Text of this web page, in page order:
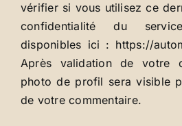
vérifier si vous utilisez ce
confidentialité du
disponibles ici : https://
Après validation de votre
photo de profil sera visible
de votre commentaire.